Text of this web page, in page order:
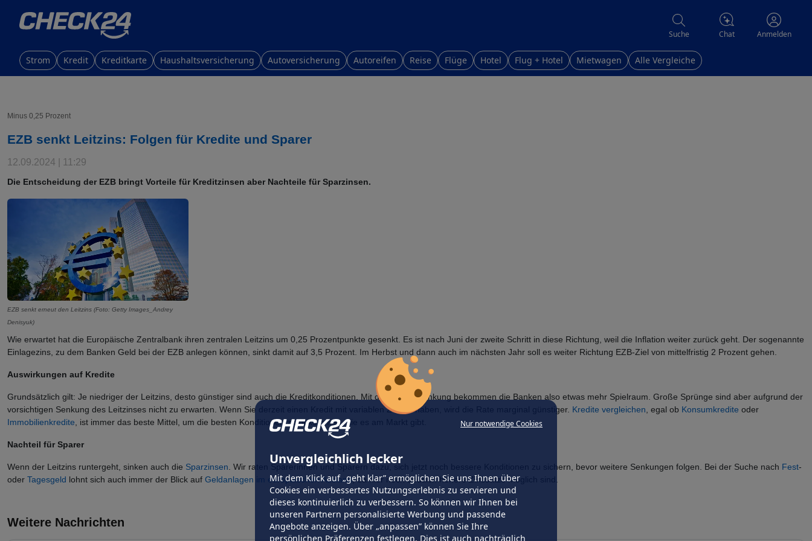
Nur notwendige Cookies
Unvergleichlich lecker
Mit dem Klick auf „geht klar” ermöglichen Sie uns Ihnen über
Cookies ein verbessertes Nutzungserlebnis zu servieren und
dieses kontinuierlich zu verbessern. So können wir Ihnen bei
unseren Partnern personalisierte Werbung und passende
Angebote anzeigen. Über „anpassen” können Sie Ihre
persönlichen Präferenzen festlegen. Dies ist auch nachträglich
Suche Chat Anmelden
Strom Kredit Kreditkarte Haushaltsversicherung Autoversicherung Autoreifen Reise Flüge Hotel Flug + Hotel Mietwagen Alle Vergleiche
Minus 0,25 Prozent
EZB senkt Leitzins: Folgen für Kredite und Sparer
12.09.2024 | 11:29
Die Entscheidung der EZB bringt Vorteile für Kreditzinsen aber Nachteile für Sparzinsen.
EZB senkt erneut den Leitzins (Foto: Getty Images_Andrey
Denisyuk)
Wie erwartet hat die Europäische Zentralbank ihren zentralen Leitzins um 0,25 Prozentpunkte gesenkt. Es ist nach Juni der zweite Schritt in diese Richtung, weil die Inflation weiter zurück geht. Der sogenannte
Einlagezins, zu dem Banken Geld bei der EZB anlegen können, sinkt damit auf 3,5 Prozent. Im Herbst und dann auch im nächsten Jahr soll es weiter Richtung EZB-Ziel von mittelfristig 2 Prozent gehen.
Auswirkungen auf Kredite
Grundsätzlich gilt: Je niedriger der Leitzins, desto günstiger sind auch die Kreditkonditionen. Mit der Leitzinssenkung bekommen die Banken also etwas mehr Spielraum. Große Sprünge sind aber aufgrund der
vorsichtigen Senkung des Leitzinses nicht zu erwarten. Wenn Sie derzeit einen Kredit mit variablen Zinsen haben, wird die Rate marginal günstiger. Kredite vergleichen , egal ob Konsumkredite oder
Immobilienkredite , ist immer das beste Mittel, um die besten Konditionen zu bekommen, die es am Markt gibt.
Nachteil für Sparer
Wenn der Leitzins runtergeht, sinken auch die Sparzinsen . Wir raten Sparerinnen und Sparern dazu, sich jetzt noch bessere Konditionen zu sichern, bevor weitere Senkungen folgen. Bei der Suche nach Fest-
oder Tagesgeld lohnt sich auch immer der Blick auf Geldanlagen im europäischen Ausland, da hier noch deutlich höhere Zinssätze möglich sind.
Weitere Nachrichten